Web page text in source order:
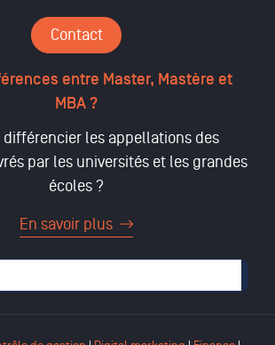
Contact
entre Master, Mastère et
MBA ?
différencier les appellations des
par les universités et les grandes
écoles ?
En savoir plus
recherche